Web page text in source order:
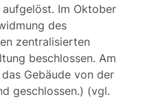
Im Oktober
des
zentralisierten
beschlossen. Am
Gebäude von der
geschlossen.) (vgl.